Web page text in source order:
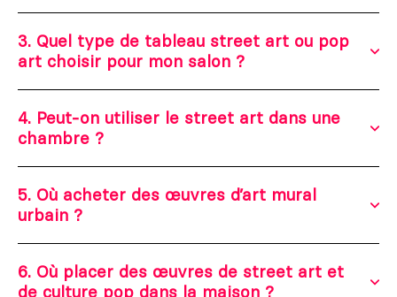
3. Quel type de tableau street art ou pop
art choisir pour mon salon ?
4. Peut-on utiliser le street art dans une
chambre ?
5. Où acheter des œuvres d’art mural
urbain ?
6. Où placer des œuvres de street art et
de culture pop dans la maison ?